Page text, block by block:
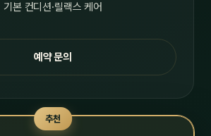
기본 컨디션·릴랙스 케어
예약 문의
추천